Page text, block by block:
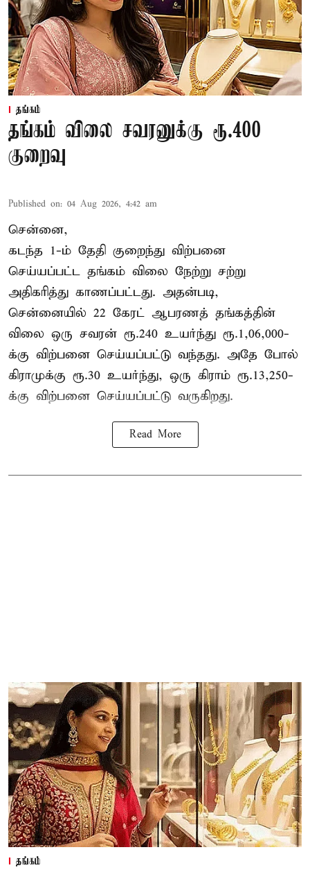
தங்கம்
தங்கம் விலை சவரனுக்கு ரூ.400
குறைவு
Published on: 04 Aug 2026, 4:42 am
சென்னை,
கடந்த 1-ம் தேதி குறைந்து விற்பனை
செய்யப்பட்ட தங்கம் விலை நேற்று சற்று
அதிகரித்து காணப்பட்டது. அதன்படி,
சென்னையில் 22 கேரட் ஆபரணத் தங்கத்தின்
விலை ஒரு சவரன் ரூ.240 உயர்ந்து ரூ.1,06,000-
க்கு விற்பனை செய்யப்பட்டு வந்தது. அதே போல்
கிராமுக்கு ரூ.30 உயர்ந்து, ஒரு கிராம் ரூ.13,250-
க்கு விற்பனை செய்யப்பட்டு வருகிறது.
Read More
தங்கம்